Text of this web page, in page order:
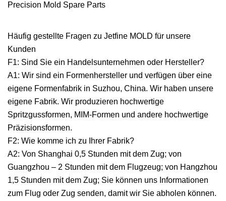
Häufig gestellte Fragen zu Jetfine MOLD für unsere
Kunden
F1: Sind Sie ein Handelsunternehmen oder Hersteller?
A1: Wir sind ein Formenhersteller und verfügen über eine
eigene Formenfabrik in Suzhou, China. Wir haben unsere
eigene Fabrik. Wir produzieren hochwertige
Spritzgussformen, MIM-Formen und andere hochwertige
Präzisionsformen.
F2: Wie komme ich zu Ihrer Fabrik?
A2: Von Shanghai 0,5 Stunden mit dem Zug; von
Guangzhou – 2 Stunden mit dem Flugzeug; von Hangzhou
1,5 Stunden mit dem Zug; Sie können uns Informationen
zum Flug oder Zug senden, damit wir Sie abholen können.